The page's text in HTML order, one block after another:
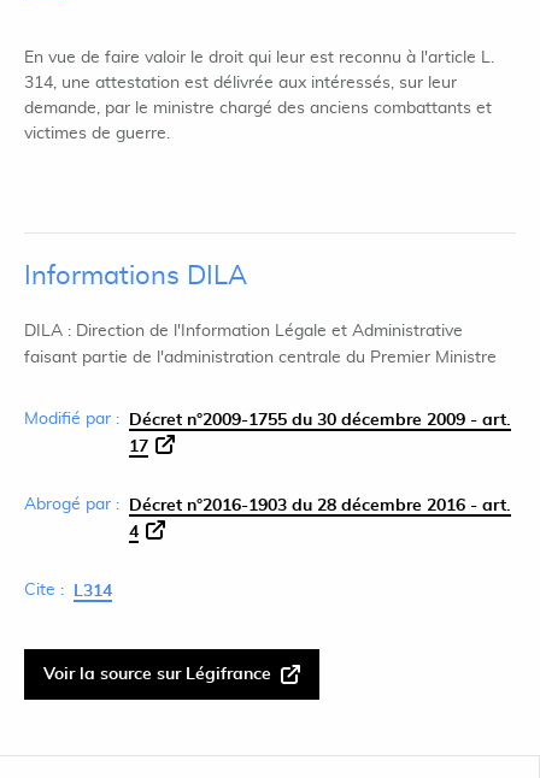
En vue de faire valoir le droit qui leur est reconnu à l'article L.
314, une attestation est délivrée aux intéressés, sur leur
demande, par le ministre chargé des anciens combattants et
victimes de guerre.
Informations DILA
DILA : Direction de l'Information Légale et Administrative
faisant partie de l'administration centrale du Premier Ministre
Modifié par :
Décret n°2009-1755 du 30 décembre 2009 - art.
17
Abrogé par :
Décret n°2016-1903 du 28 décembre 2016 - art.
4
Cite : L314
Voir la source sur Légifrance